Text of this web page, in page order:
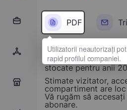
0
PDF
Rapoarte financiare
stocate pentru anii
Stimate vizitator,
compartiment are
Vă rugăm să
abonare.